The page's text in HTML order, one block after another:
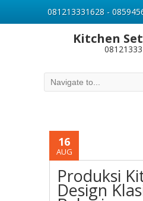
Kitchen
16
AUG
Produksi
Design
081213331628 -